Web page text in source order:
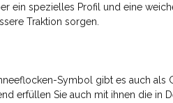
ein spezielles Profil und eine
Traktion sorgen.
Symbol gibt es auch als
erfüllen Sie auch mit ihnen die in